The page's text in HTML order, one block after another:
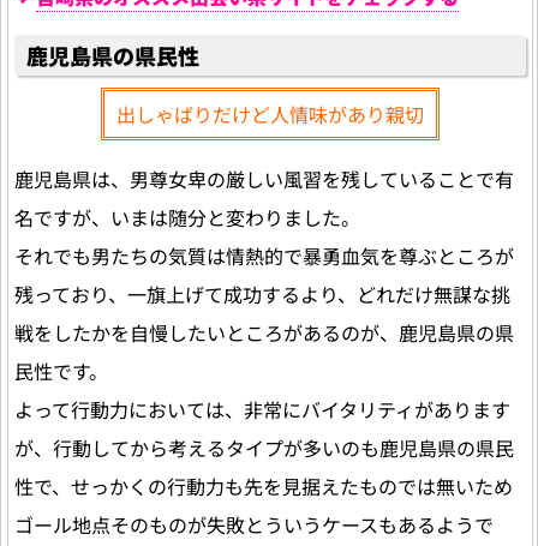
鹿児島県の県民性
出しゃばりだけど人情味があり親切
鹿児島県は、男尊女卑の厳しい風習を残していることで有
名ですが、いまは随分と変わりました。
それでも男たちの気質は情熱的で暴勇血気を尊ぶところが
残っており、一旗上げて成功するより、どれだけ無謀な挑
戦をしたかを自慢したいところがあるのが、鹿児島県の県
民性です。
よって行動力においては、非常にバイタリティがあります
が、行動してから考えるタイプが多いのも鹿児島県の県民
性で、せっかくの行動力も先を見据えたものでは無いため
ゴール地点そのものが失敗とういうケースもあるようで